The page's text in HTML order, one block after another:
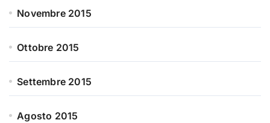
Novembre 2015
Ottobre 2015
Settembre 2015
Agosto 2015